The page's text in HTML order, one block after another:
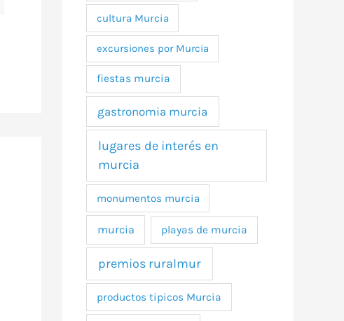
cultura Murcia
excursiones por Murcia
fiestas murcia
gastronomia murcia
lugares de interés en
murcia
monumentos murcia
murcia playas de murcia
premios ruralmur
productos tipicos Murcia